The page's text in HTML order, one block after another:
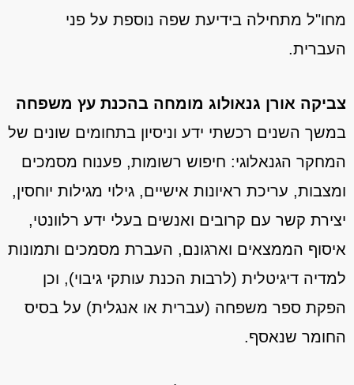
מחו"ל מתחילה בידיעת שפה נוספת על פני
העברית.
צביקה אורן גנאולוג מומחה בהכנת עץ משפחה
במשך השנים רכשתי ידע וניסיון בתחומים שונים של
המחקר הגנאלוגי: חיפוש רשומות, פענוח מסמכים
ומצבות, עריכת ראיונות אישיים, גילוי מגילות יוחסין,
יצירת קשר עם קרובים ואנשים בעלי ידע רלוונטי,
איסוף הממצאים וארגונם, העברת מסמכים ותמונות
למדיה דיגיטלית (לרבות הכנת עותקי גיבוי), וכן
הפקת ספר משפחה (עברית או אנגלית) על בסיס
החומר שנאסף.